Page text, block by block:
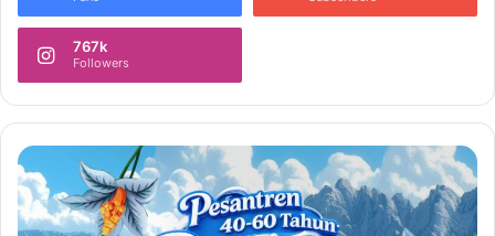
767k
Followers